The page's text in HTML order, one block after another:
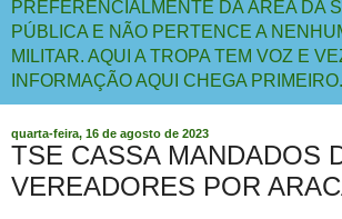
PREFERENCIALMENTE DA ÁREA DA
PÚBLICA E NÃO PERTENCE A
MILITAR. AQUI A TROPA TEM VOZ E
INFORMAÇÃO AQUI CHEGA PRIMEIRO.
quarta-feira, 16 de agosto de 2023
TSE CASSA MANDADOS
VEREADORES POR